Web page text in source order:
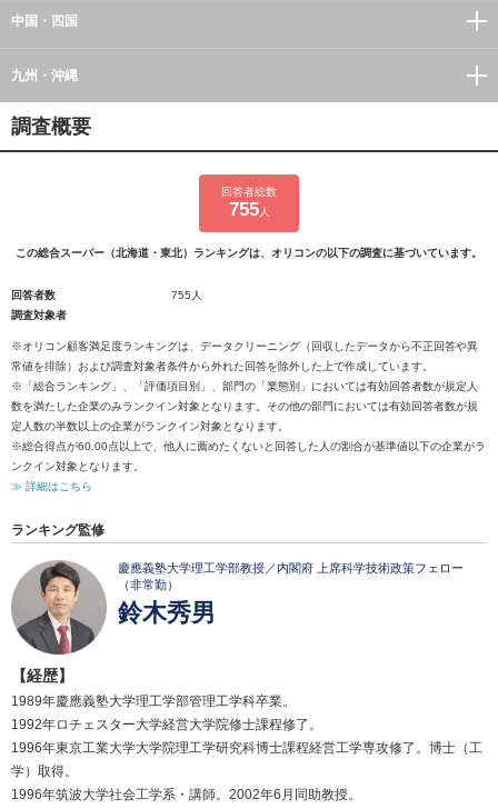
中国・四国
九州・沖縄
調査概要
回答者総数
755人
この総合スーパー（北海道・東北）ランキングは、オリコンの以下の調査に基づいています。
回答者数
755人
調査対象者
※オリコン顧客満足度ランキングは、データクリーニング（回収したデータから不正回答や異
常値を排除）および調査対象者条件から外れた回答を除外した上で作成しています。
※「総合ランキング」、「評価項目別」、部門の「業態別」においては有効回答者数が規定人
数を満たした企業のみランクイン対象となります。その他の部門においては有効回答者数が規
定人数の半数以上の企業がランクイン対象となります。
※総合得点が60.00点以上で、他人に薦めたくないと回答した人の割合が基準値以下の企業がラ
ンクイン対象となります。
≫ 詳細はこちら
ランキング監修
慶應義塾大学理工学部教授／内閣府 上席科学技術政策フェロー
（非常勤）
鈴木秀男
【経歴】
1989年慶應義塾大学理工学部管理工学科卒業。
1992年ロチェスター大学経営大学院修士課程修了。
1996年東京工業大学大学院理工学研究科博士課程経営工学専攻修了。博士（工
学）取得。
1996年筑波大学社会工学系・講師。2002年6月同助教授。